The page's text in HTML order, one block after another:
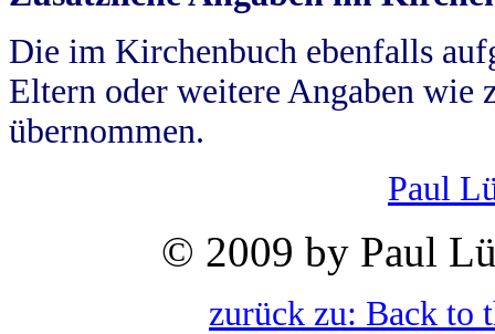
Die im Kirchenbuch ebenfalls
Eltern oder weitere Angaben wie
übernommen.
Paul
© 2009 by Paul
zurück zu: Back to